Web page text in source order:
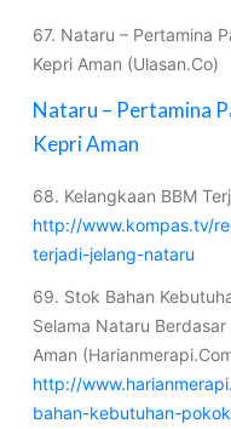
67. Nataru – Pertamina
Kepri Aman (Ulasan.Co)
Nataru – Pertamina
Kepri Aman
68. Kelangkaan BBM
http://www.kompas.tv/
terjadi-jelang-nataru
69. Stok Bahan
Selama Nataru
Aman
http://
bahan-kebutuhan-